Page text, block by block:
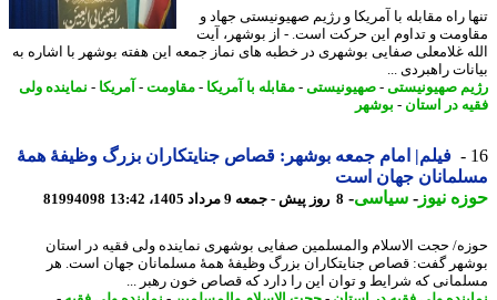
راه مقابله با آمریکا و رژیم صهیونیستی جهاد و
و تداوم این حرکت است. - از بوشهر، آیت
غلامعلی صفایی بوشهری در خطبه های نماز جمعه این هفته بوشهر با اشاره به
راهبردی ...
صهیونیستی-صهیونیستی-مقابله با آمریکا- مقاومت-آمریکا- نماینده ولی
در استان-بوشهر
فیلم| امام جمعه بوشهر: قصاص جنایتکاران بزرگ وظیفهٔ همهٔ
جهان است
نیوز-سیاسی-8 روز پیش - جمعه 9 مرداد 1405، 13:42 81994098
حجت الاسلام والمسلمین صفایی بوشهری نماینده ولی فقیه در استان
گفت: قصاص جنایتکاران بزرگ وظیفهٔ همهٔ مسلمانان جهان است. هر
که شرایط و توان این را دارد که قصاص خون رهبر ...